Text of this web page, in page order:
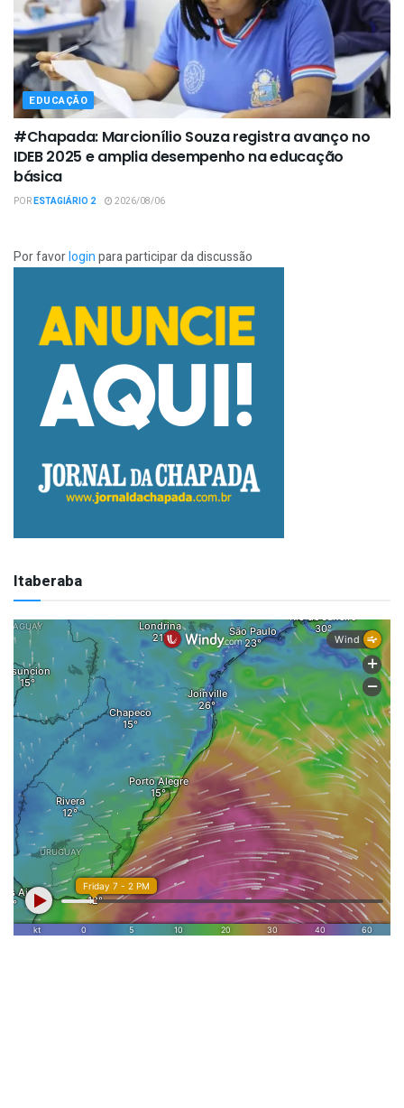
EDUCAÇÃO
#Chapada: Marcionílio Souza registra avanço no
IDEB 2025 e amplia desempenho na educação
básica
PORESTAGIÁRIO 2 2026/08/06
Por favorloginpara participar da discussão
Itaberaba